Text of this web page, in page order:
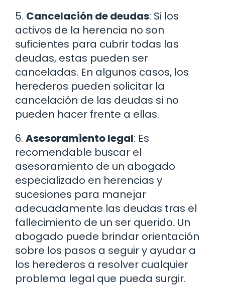
5. Cancelación de deudas: Si los
activos de la herencia no son
suficientes para cubrir todas las
deudas, estas pueden ser
canceladas. En algunos casos, los
herederos pueden solicitar la
cancelación de las deudas si no
pueden hacer frente a ellas.
6. Asesoramiento legal: Es
recomendable buscar el
asesoramiento de un abogado
especializado en herencias y
sucesiones para manejar
adecuadamente las deudas tras el
fallecimiento de un ser querido. Un
abogado puede brindar orientación
sobre los pasos a seguir y ayudar a
los herederos a resolver cualquier
problema legal que pueda surgir.